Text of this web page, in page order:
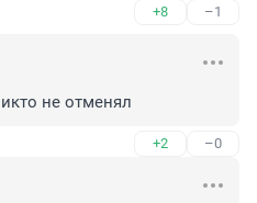
+8 –1
не отменял
+2 –0